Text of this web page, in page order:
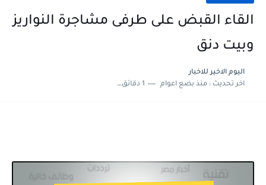
القاء القبض على طرفى مشاجرة النواريز
وبيت دنق
اليوم الاخير للاخبار
اخر تحديث :منذ بضع اعوام 1 دقائق للقراءة